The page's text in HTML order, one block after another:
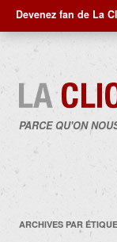
Devenez fan de La
PARCE QU'ON
ARCHIVES PAR